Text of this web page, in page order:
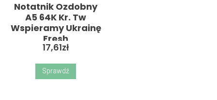
Notatnik Ozdobny
A5 64K Kr. Tw
Wspieramy Ukrainę
Fresh
17,61zł
Sprawdź